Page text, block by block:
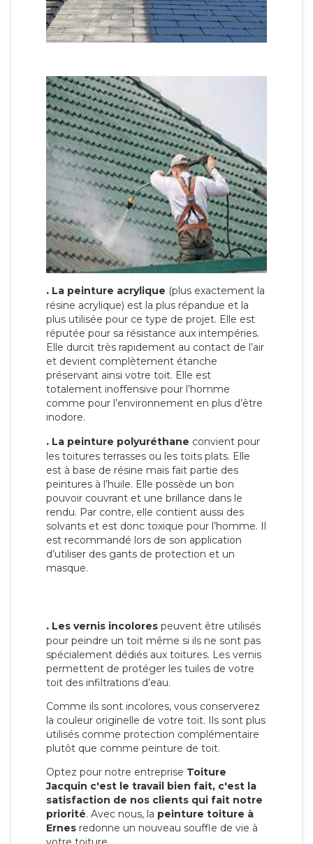
. La peinture acrylique (plus exactement la
résine acrylique) est la plus répandue et la
plus utilisée pour ce type de projet. Elle est
réputée pour sa résistance aux intempéries.
Elle durcit très rapidement au contact de l’air
et devient complètement étanche
préservant ainsi votre toit. Elle est
totalement inoffensive pour l’homme
comme pour l’environnement en plus d’être
inodore.
. La peinture polyuréthane convient pour
les toitures terrasses ou les toits plats. Elle
est à base de résine mais fait partie des
peintures à l’huile. Elle possède un bon
pouvoir couvrant et une brillance dans le
rendu. Par contre, elle contient aussi des
solvants et est donc toxique pour l’homme. Il
est recommandé lors de son application
d’utiliser des gants de protection et un
masque.
. Les vernis incolores peuvent être utilisés
pour peindre un toit même si ils ne sont pas
spécialement dédiés aux toitures. Les vernis
permettent de protéger les tuiles de votre
toit des infiltrations d’eau.
Comme ils sont incolores, vous conserverez
la couleur originelle de votre toit. Ils sont plus
utilisés comme protection complémentaire
plutôt que comme peinture de toit.
Optez pour notre entreprise Toiture
Jacquin c'est le travail bien fait, c'est la
satisfaction de nos clients qui fait notre
priorité. Avec nous, la peinture toiture à
Ernes redonne un nouveau souffle de vie à